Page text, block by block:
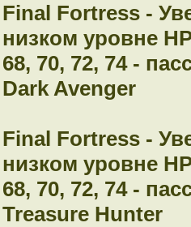
Final Fortress -
низком уровне
68, 70, 72, 74 -
Dark Avenger
Final Fortress -
низком уровне
68, 70, 72, 74 -
Treasure Hunter